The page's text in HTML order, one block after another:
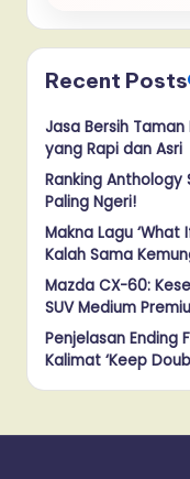
Recent Posts
Jasa Bersih
yang Rapi dan Asri
Ranking Anthology
Paling Ngeri!
Makna Lagu ‘What
Kalah Sama
Mazda CX-60:
SUV Medium
Penjelasan Ending
Kalimat ‘Keep